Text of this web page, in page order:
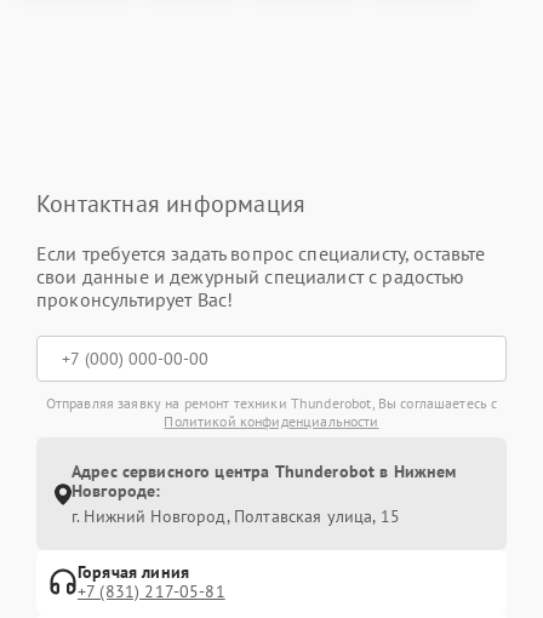
Контактная информация
Если требуется задать вопрос специалисту, оставьте
свои данные и дежурный специалист с радостью
проконсультирует Вас!
Отправляя заявку на ремонт техники Thunderobot, Вы соглашаетесь с
Политикой конфиденциальности
Адрес сервисного центра Thunderobot в Нижнем
Новгороде:
г. Нижний Новгород, Полтавская улица, 15
Горячая линия
+7 (831) 217-05-81